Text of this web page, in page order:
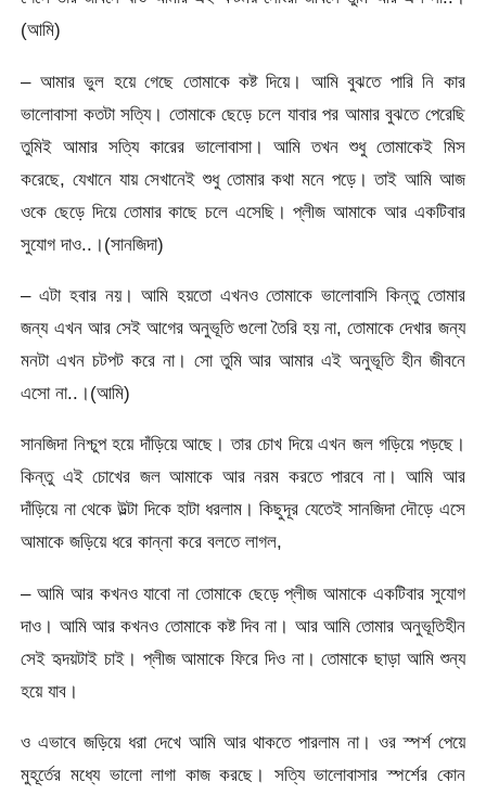
(আমি)
– আমার ভুল হয়ে গেছে তোমাকে কষ্ট দিয়ে। আমি বুঝতে পারি নি কার
ভালোবাসা কতটা সত্যি। তোমাকে ছেড়ে চলে যাবার পর আমার বুঝতে পেরেছি
তুমিই আমার সত্যি কারের ভালোবাসা। আমি তখন শুধু তোমাকেই মিস
করেছে, যেখানে যায় সেখানেই শুধু তোমার কথা মনে পড়ে। তাই আমি আজ
ওকে ছেড়ে দিয়ে তোমার কাছে চলে এসেছি। প্লীজ আমাকে আর একটিবার
সুযোগ দাও..।(সানজিদা)
– এটা হবার নয়। আমি হয়তো এখনও তোমাকে ভালোবাসি কিন্তু তোমার
জন্য এখন আর সেই আগের অনুভূতি গুলো তৈরি হয় না, তোমাকে দেখার জন্য
মনটা এখন চটপট করে না। সো তুমি আর আমার এই অনুভূতি হীন জীবনে
এসো না..।(আমি)
সানজিদা নিশ্চুপ হয়ে দাঁড়িয়ে আছে। তার চোখ দিয়ে এখন জল গড়িয়ে পড়ছে।
কিন্তু এই চোখের জল আমাকে আর নরম করতে পারবে না। আমি আর
দাঁড়িয়ে না থেকে উল্টা দিকে হাটা ধরলাম। কিছুদূর যেতেই সানজিদা দৌড়ে এসে
আমাকে জড়িয়ে ধরে কান্না করে বলতে লাগল,
– আমি আর কখনও যাবো না তোমাকে ছেড়ে প্লীজ আমাকে একটিবার সুযোগ
দাও। আমি আর কখনও তোমাকে কষ্ট দিব না। আর আমি তোমার অনুভূতিহীন
সেই হৃদয়টাই চাই। প্লীজ আমাকে ফিরে দিও না। তোমাকে ছাড়া আমি শুন্য
হয়ে যাব।
ও এভাবে জড়িয়ে ধরা দেখে আমি আর থাকতে পারলাম না। ওর স্পর্শ পেয়ে
মুহূর্তের মধ্যে ভালো লাগা কাজ করছে। সত্যি ভালোবাসার স্পর্শের কোন